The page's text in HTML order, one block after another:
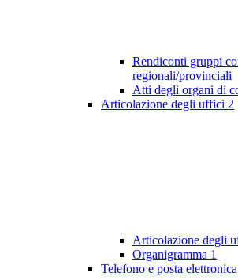
Rendiconti gruppi
regionali/provinciali
Atti degli organi di
Articolazione degli uffici 2
Articolazione degli
Organigramma 1
Telefono e posta elettronica